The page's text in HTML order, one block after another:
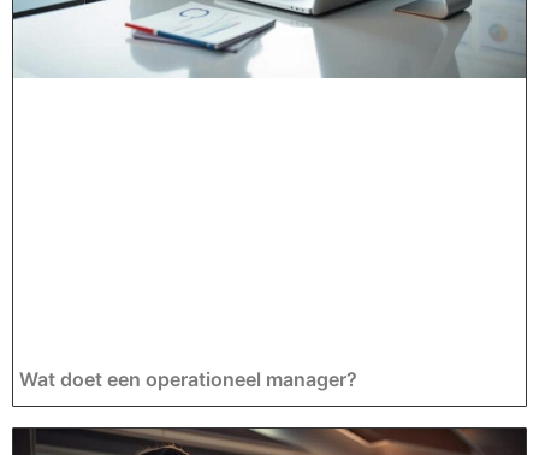
Wat doet een operationeel manager?